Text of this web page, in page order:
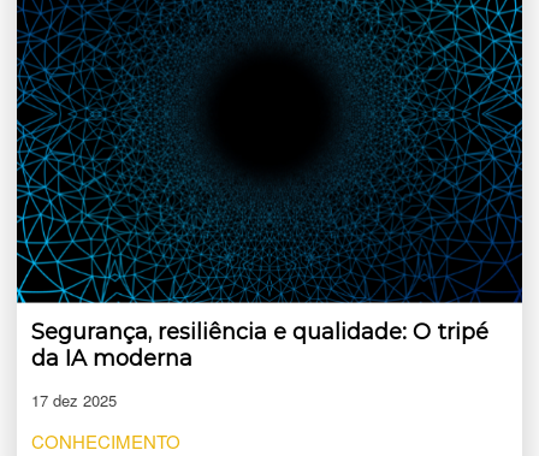
Segurança, resiliência e qualidade: O tripé
da IA moderna
17 dez 2025
CONHECIMENTO